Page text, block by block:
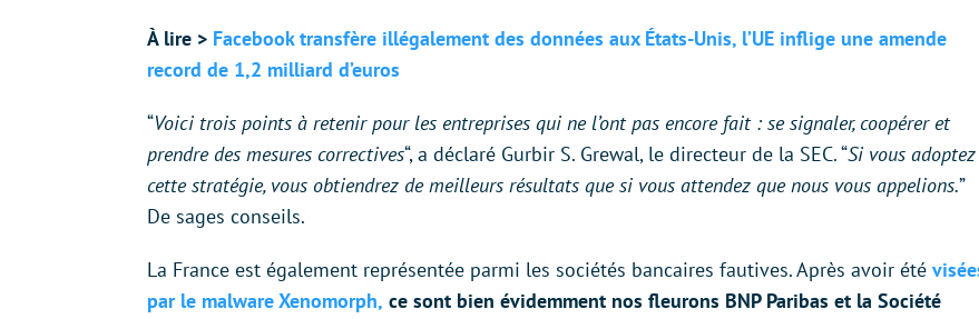
À lire > Facebook transfère illégalement des données aux États-Unis, l’UE inflige une amende
record de 1,2 milliard d’euros
“Voici trois points à retenir pour les entreprises qui ne l’ont pas encore fait : se signaler, coopérer et
prendre des mesures correctives“, a déclaré Gurbir S. Grewal, le directeur de la SEC. “Si vous adoptez
cette stratégie, vous obtiendrez de meilleurs résultats que si vous attendez que nous vous appelions.”
De sages conseils.
La France est également représentée parmi les sociétés bancaires fautives. Après avoir été
par le malware Xenomorph, ce sont bien évidemment nos fleurons BNP Paribas et la Société